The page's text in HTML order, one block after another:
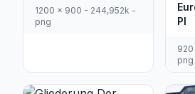
1200 x 900 - 244,952k -
png
Pl
png